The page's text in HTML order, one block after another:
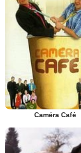
Caméra Café